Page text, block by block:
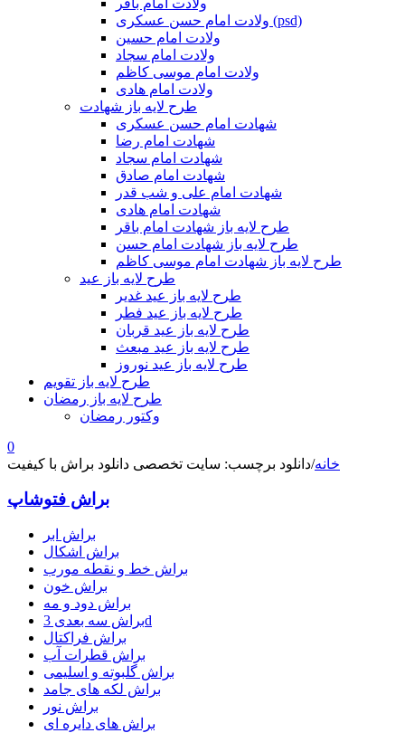
ولادت امام حسن عسکری (psd)
ولادت امام حسین
ولادت امام سجاد
ولادت امام موسی کاظم
ولادت امام هادی
طرح لایه باز شهادت
شهادت امام حسن عسکری
شهادت امام رضا
شهادت امام سجاد
شهادت امام صادق
شهادت امام علی و شب قدر
شهادت امام هادی
طرح لایه باز شهادت امام باقر
طرح لایه باز شهادت امام حسن
طرح لایه باز شهادت امام موسی کاظم
طرح لایه باز عید
طرح لایه باز عید غدیر
طرح لایه باز عید فطر
طرح لایه باز عید قربان
طرح لایه باز عید مبعث
طرح لایه باز عید نوروز
طرح لایه باز تقویم
طرح لایه باز رمضان
وکتور رمضان
0
خانه/دانلود برچسب: سایت تخصصی دانلود براش با کیفیت
براش فتوشاپ
براش ابر
براش اشکال
براش خط و نقطه مورب
براش خون
براش دود و مه
براش سه بعدی 3d
براش فراکتال
براش قطرات آب
براش گلبوته و اسلیمی
براش لکه های جامد
براش نور
براش های دایره ای